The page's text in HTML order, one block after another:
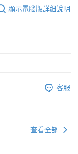
顯示電腦版詳細說明
客服
查看全部